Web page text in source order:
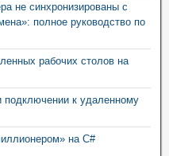
не синхронизированы с
полное руководство по
рабочих столов на
подключении к удаленному
на C#